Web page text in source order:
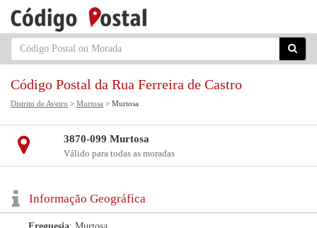
Código Postal da Rua Ferreira de Castro
Distrito de Aveiro > Murtosa > Murtosa
3870-099 Murtosa
Válido para todas as moradas
Informação Geográfica